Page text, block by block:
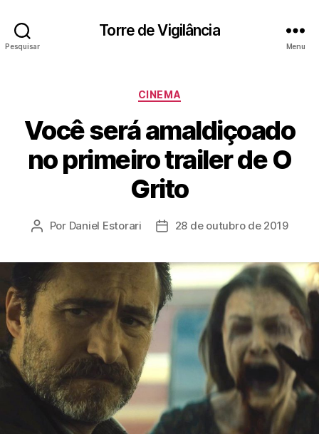
Pesquisar
Torre de Vigilância
Menu
Categorias
CINEMA
Você será amaldiçoado
no primeiro trailer de O
Grito
Autor
Por Daniel Estorari
Data28 de outubro de 2019